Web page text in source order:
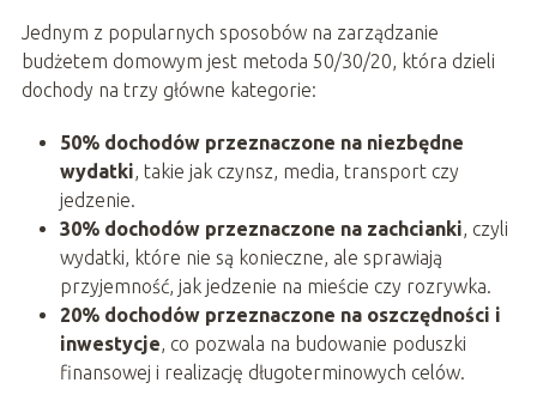
Jednym z popularnych sposobów na zarządzanie
budżetem domowym jest metoda 50/30/20, która dzieli
dochody na trzy główne kategorie:
50% dochodów przeznaczone na niezbędne
wydatki, takie jak czynsz, media, transport czy
jedzenie.
30% dochodów przeznaczone na zachcianki, czyli
wydatki, które nie są konieczne, ale sprawiają
przyjemność, jak jedzenie na mieście czy rozrywka.
20% dochodów przeznaczone na oszczędności i
inwestycje, co pozwala na budowanie poduszki
finansowej i realizację długoterminowych celów.